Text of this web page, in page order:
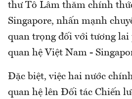
thư Tô Lâm thăm chính
Singapore, nhấn mạnh
quan trọng đối với tương lai
quan hệ Việt Nam -
Đặc biệt, việc hai nước
quan hệ lên Đối tác Chiến